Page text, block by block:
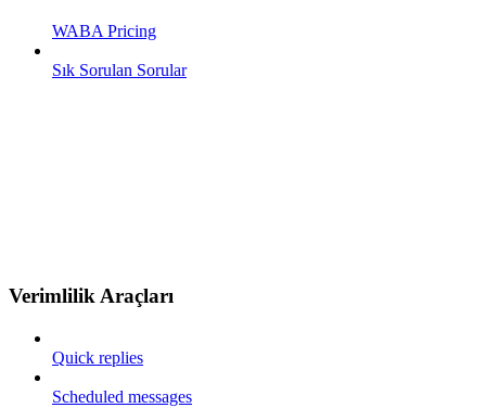
WABA Pricing
Sık Sorulan Sorular
Verimlilik Araçları
Quick replies
Scheduled messages